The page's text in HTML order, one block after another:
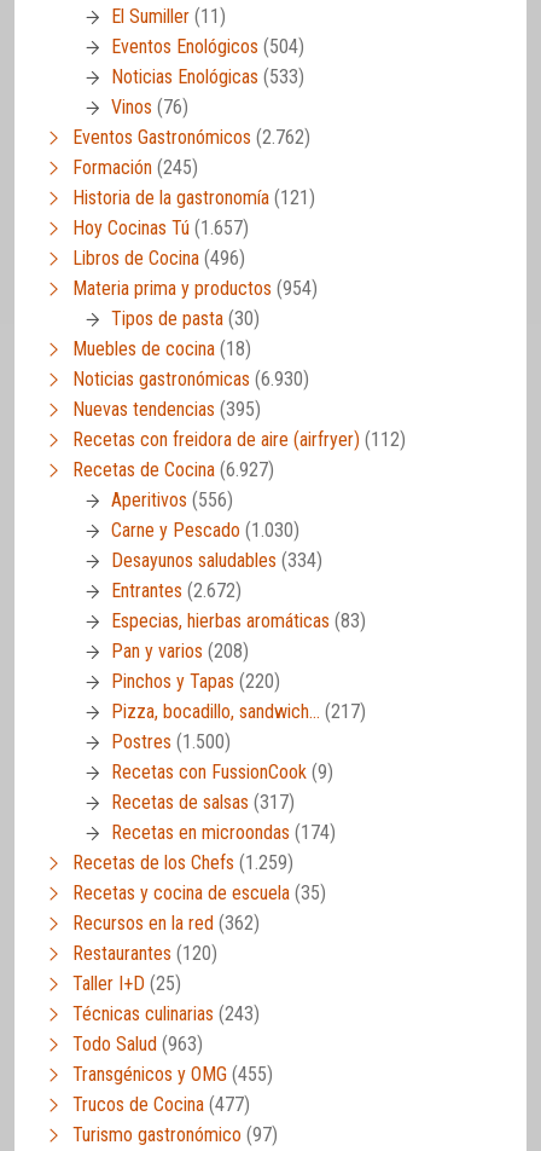
El Sumiller (11)
Eventos Enológicos (504)
Noticias Enológicas (533)
Vinos (76)
Eventos Gastronómicos (2.762)
Formación (245)
Historia de la gastronomía (121)
Hoy Cocinas Tú (1.657)
Libros de Cocina (496)
Materia prima y productos (954)
Tipos de pasta (30)
Muebles de cocina (18)
Noticias gastronómicas (6.930)
Nuevas tendencias (395)
Recetas con freidora de aire (airfryer) (112)
Recetas de Cocina (6.927)
Aperitivos (556)
Carne y Pescado (1.030)
Desayunos saludables (334)
Entrantes (2.672)
Especias, hierbas aromáticas (83)
Pan y varios (208)
Pinchos y Tapas (220)
Pizza, bocadillo, sandwich… (217)
Postres (1.500)
Recetas con FussionCook (9)
Recetas de salsas (317)
Recetas en microondas (174)
Recetas de los Chefs (1.259)
Recetas y cocina de escuela (35)
Recursos en la red (362)
Restaurantes (120)
Taller I+D (25)
Técnicas culinarias (243)
Todo Salud (963)
Transgénicos y OMG (455)
Trucos de Cocina (477)
Turismo gastronómico (97)